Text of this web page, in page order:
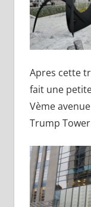
Apres cette
fait une
Vème
Trump